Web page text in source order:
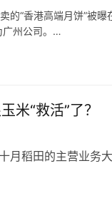
以此为基准，九牧
的“香港高端月饼”被
州公司。
售卖的“香港高端月
米“救活”了？
月稻田的主营业务
。
道的表现愈发乏力